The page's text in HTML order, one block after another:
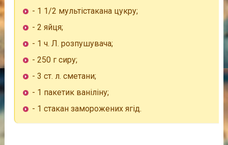
- 1 1/2 мультістакана цукру;
- 2 яйця;
- 1 ч. Л. розпушувача;
- 250 г сиру;
- 3 ст. л. сметани;
- 1 пакетик ваніліну;
- 1 стакан заморожених ягід.